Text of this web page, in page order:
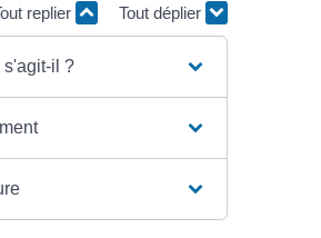
replier Tout déplier
s'agit-il ?